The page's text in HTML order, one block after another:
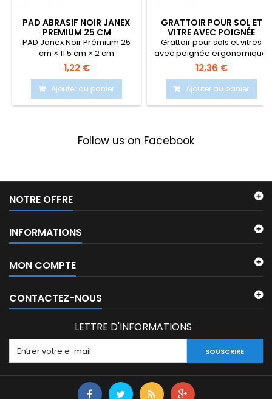
PAD ABRASIF NOIR JANEX
PREMIUM 25 CM
PAD Janex Noir Prémium 25
cm × 11.5 cm × 2 cm
rectangulaire.
1,22 €
Ajouter au panier
GRATTOIR POUR SOL ET
VITRE AVEC POIGNÉE
ERGONOMIQUE
Grattoir pour sols et vitres
avec poignée ergonomique.
12,36 €
Ajouter au panier
Follow us on Facebook
NOTRE OFFRE
INFORMATIONS
MON COMPTE
CONTACTEZ-NOUS
LETTRE D'INFORMATIONS
SOUSCRIRE